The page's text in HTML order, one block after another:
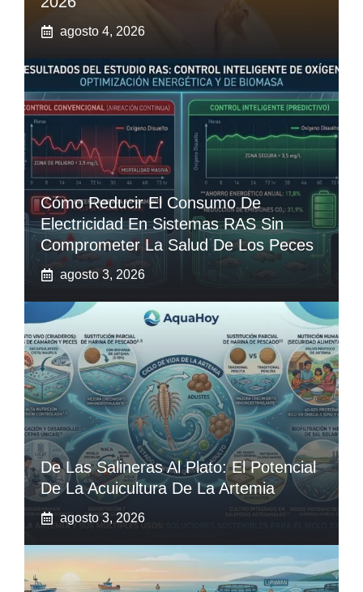
agosto 4, 2026
Cómo Reducir El Consumo De
Electricidad En Sistemas RAS Sin
Comprometer La Salud De Los Peces
agosto 3, 2026
De Las Salineras Al Plato: El Potencial
De La Acuicultura De La Artemia
agosto 3, 2026